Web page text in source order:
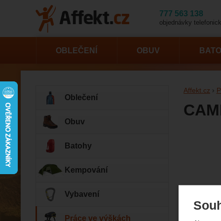
Affekt.cz
OBLEČENÍ OBUV
Oblečení
Obuv
Batohy
Kempování
Vybavení
Práce ve výškách
777 563 138
objednávky